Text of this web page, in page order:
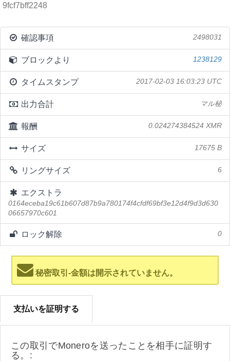
9fcf7bff2248
確認事項 2498031
ブロックより 1238129
タイムスタンプ 2017-02-03 16:03:23 UTC
出力合計 マル秘
報酬 0.024274384524 XMR
サイズ 17675 B
リングサイズ 6
エクストラ
0164eceba19c61b607d87b9a780174f4cfdf69bf3e12d4f9d3d630
06657970c601
ロック解除 0
秘密取引-金額は開示されていません。
支払いを証明する
この取引でMoneroを送ったことを相手に証明す
る。: